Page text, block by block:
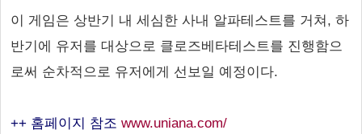
이 게임은 상반기 내 세심한 사내 알파테스트를 거쳐, 하
반기에 유저를 대상으로 클로즈베타테스트를 진행함으
로써 순차적으로 유저에게 선보일 예정이다.
++ 홈페이지 참조 www.uniana.com/